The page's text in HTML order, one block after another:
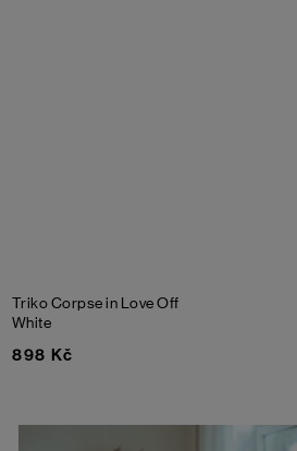
Triko Corpse in LoveOff
White
898 Kč